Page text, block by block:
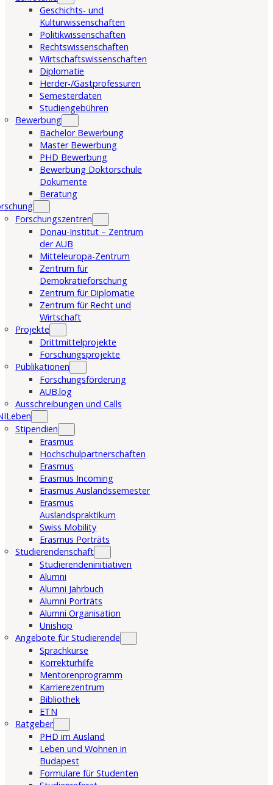
Geschichts- und
Kulturwissenschaften
Politikwissenschaften
Rechtswissenschaften
Wirtschaftswissenschaften
Diplomatie
Herder-/Gastprofessuren
Semesterdaten
Studiengebühren
Bewerbung
Bachelor Bewerbung
Master Bewerbung
PHD Bewerbung
Bewerbung Doktorschule
Dokumente
Beratung
Forschungszentren
Donau-Institut – Zentrum
der AUB
Mitteleuropa-Zentrum
Zentrum für
Demokratieforschung
Zentrum für Diplomatie
Zentrum für Recht und
Wirtschaft
Projekte
Drittmittelprojekte
Forschungsprojekte
Publikationen
Forschungsförderung
AUB.log
Ausschreibungen und Calls
Stipendien
Erasmus
Hochschulpartnerschaften
Erasmus
Erasmus Incoming
Erasmus Auslandssemester
Erasmus
Auslandspraktikum
Swiss Mobility
Erasmus Porträts
Studierendenschaft
Studierendeninitiativen
Alumni
Alumni Jahrbuch
Alumni Porträts
Alumni Organisation
Unishop
Angebote für Studierende
Sprachkurse
Korrekturhilfe
Mentorenprogramm
Karrierezentrum
Bibliothek
ETN
Ratgeber
PHD im Ausland
Leben und Wohnen in
Budapest
Formulare für Studenten